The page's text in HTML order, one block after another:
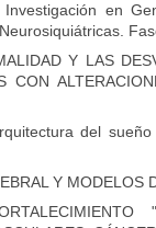
en
Y LAS
CON
del
Y MODELOS